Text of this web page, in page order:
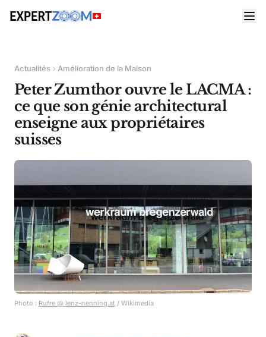
Actualités Amélioration de la Maison
Peter Zumthor ouvre le LACMA :
ce que son génie architectural
enseigne aux propriétaires
suisses
Photo : Rufre @ lenz-nenning.at / Wikimedia